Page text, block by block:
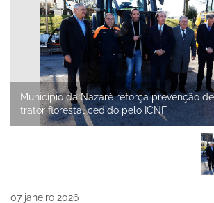
Município da Nazaré reforça prevenção
trator florestal cedido pelo ICNF
07 janeiro 2026